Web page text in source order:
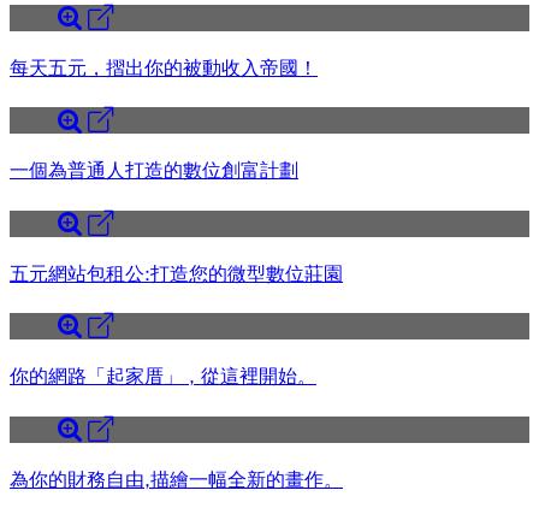
每天五元，摺出你的被動收入帝國！
一個為普通人打造的數位創富計劃
五元網站包租公:打造您的微型數位莊園
你的網路「起家厝」 , 從這裡開始。
為你的財務自由,描繪一幅全新的畫作。